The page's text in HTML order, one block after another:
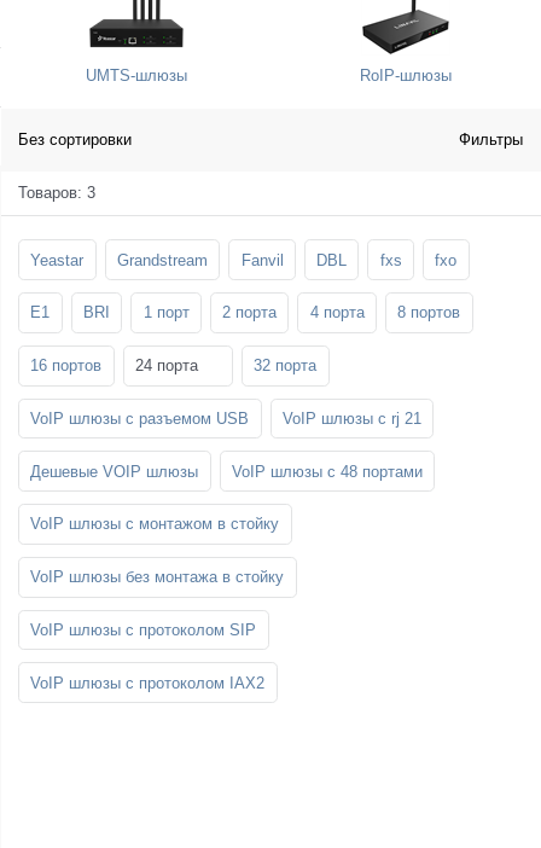
UMTS-шлюзы RoIP-шлюзы
Без сортировки Фильтры
Товаров: 3
Yeastar Grandstream Fanvil DBL fxs fxo
E1 BRI 1 порт 2 порта 4 порта 8 портов
16 портов 24 порта 32 порта
VoIP шлюзы с разъемом USB VoIP шлюзы с rj 21
Дешевые VOIP шлюзы VoIP шлюзы с 48 портами
VoIP шлюзы с монтажом в стойку
VoIP шлюзы без монтажа в стойку
VoIP шлюзы с протоколом SIP
VoIP шлюзы с протоколом IAX2
Стойки и крепления для панелей и
телевизоров
Шахтные телефоны
SFP-модули
3G/4G LTE и ADSL модемы
Мобильные телефоны